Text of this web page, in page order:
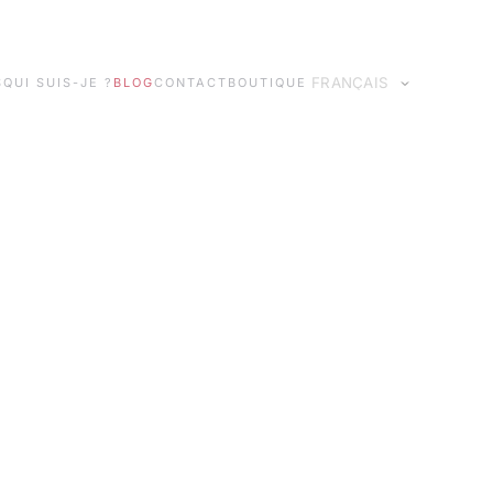
QUI SUIS-JE ? BLOG CONTACT BOUTIQUE Idiomas